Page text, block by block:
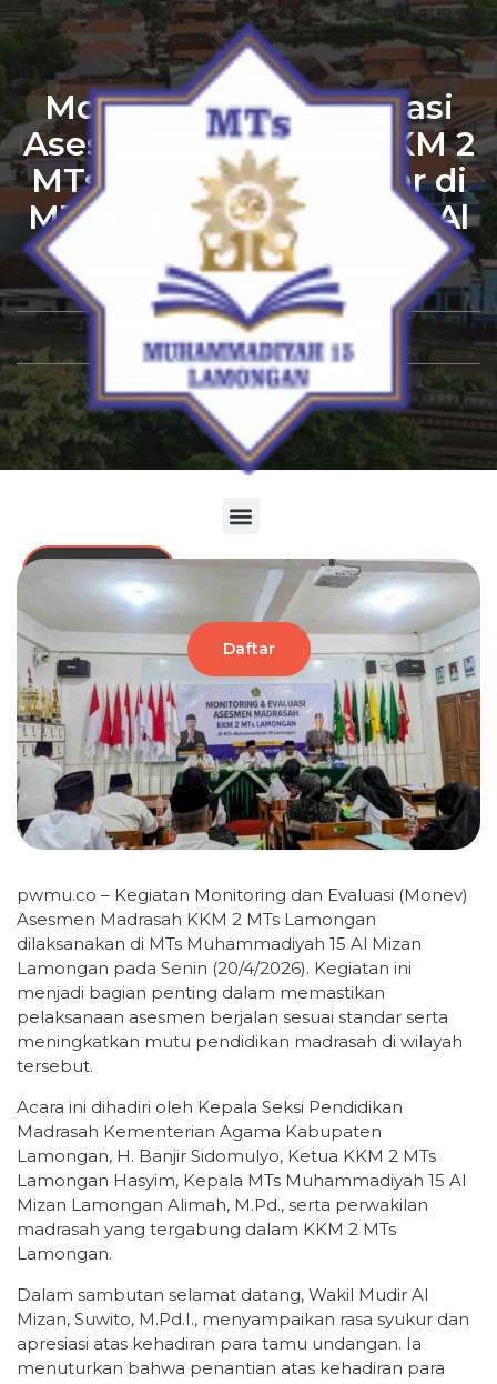
Klik di sini
Daftar
Monitoring dan Evaluasi
Asesmen Madrasah KKM 2
MTs Lamongan Digelar di
MTs Muhammadiyah 15 Al
Mizan
ByAdmin April 20, 2026
pwmu.co – Kegiatan Monitoring dan Evaluasi (Monev)
Asesmen Madrasah KKM 2 MTs Lamongan
dilaksanakan di MTs Muhammadiyah 15 Al Mizan
Lamongan pada Senin (20/4/2026). Kegiatan ini
menjadi bagian penting dalam memastikan
pelaksanaan asesmen berjalan sesuai standar serta
meningkatkan mutu pendidikan madrasah di wilayah
tersebut.
Acara ini dihadiri oleh Kepala Seksi Pendidikan
Madrasah Kementerian Agama Kabupaten
Lamongan, H. Banjir Sidomulyo, Ketua KKM 2 MTs
Lamongan Hasyim, Kepala MTs Muhammadiyah 15 Al
Mizan Lamongan Alimah, M.Pd., serta perwakilan
madrasah yang tergabung dalam KKM 2 MTs
Lamongan.
Dalam sambutan selamat datang, Wakil Mudir Al
Mizan, Suwito, M.Pd.I., menyampaikan rasa syukur dan
apresiasi atas kehadiran para tamu undangan. Ia
menuturkan bahwa penantian atas kehadiran para